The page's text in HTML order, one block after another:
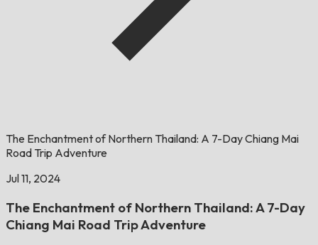
The Enchantment of Northern Thailand: A 7-Day Chiang Mai
Road Trip Adventure
Jul 11, 2024
The Enchantment of Northern Thailand: A 7-Day
Chiang Mai Road Trip Adventure